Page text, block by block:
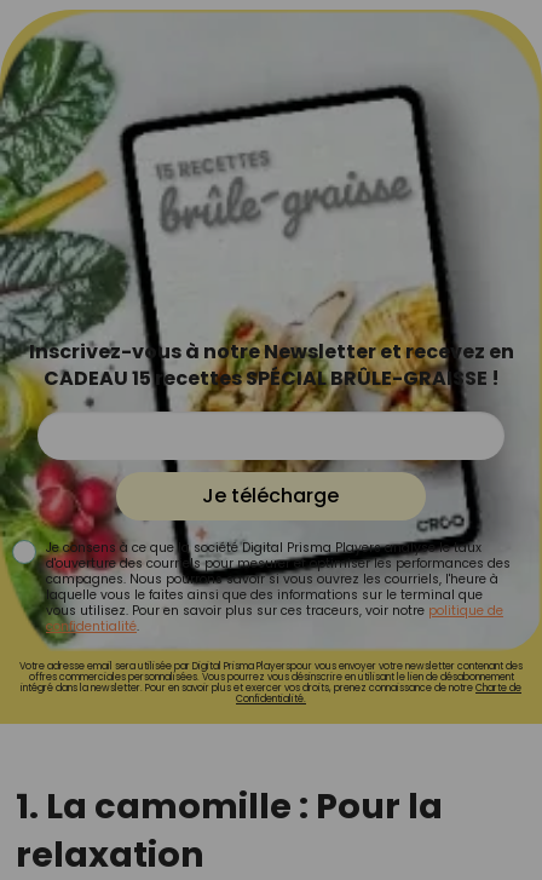
Inscrivez-vous à notre Newsletter et recevez en
CADEAU 15 recettes SPÉCIAL BRÛLE-GRAISSE !
Je télécharge
Je consens à ce que la société Digital Prisma Players analyse le taux
d'ouverture des courriels pour mesurer et optimiser les performances des
campagnes. Nous pourrons savoir si vous ouvrez les courriels, l'heure à
laquelle vous le faites ainsi que des informations sur le terminal que
vous utilisez. Pour en savoir plus sur ces traceurs, voir notre politique de
confidentialité.
Votre adresse email sera utilisée par Digital Prisma Playerspour vous envoyer votre newsletter contenant des
offres commerciales personnalisées. Vous pourrez vous désinscrire en utilisant le lien de désabonnement
intégré dans la newsletter. Pour en savoir plus et exercer vos droits, prenez connaissance de notreCharte de
Confidentialité.
1. La camomille : Pour la
relaxation